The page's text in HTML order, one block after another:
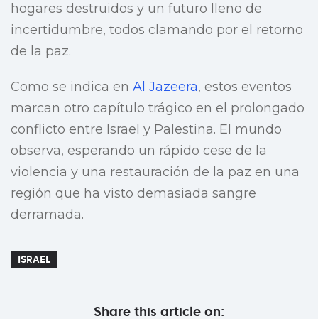
hogares destruidos y un futuro lleno de
incertidumbre, todos clamando por el retorno
de la paz.
Como se indica en Al Jazeera, estos eventos
marcan otro capítulo trágico en el prolongado
conflicto entre Israel y Palestina. El mundo
observa, esperando un rápido cese de la
violencia y una restauración de la paz en una
región que ha visto demasiada sangre
derramada.
ISRAEL
Share this article on: